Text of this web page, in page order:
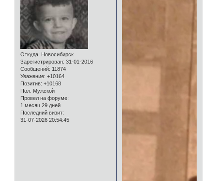
Откуда: Новосибирск
Зарегистрирован: 31-01-2016
Сообщений: 11874
Уважение: +10164
Позитив: +10168
Пол: Мужской
Провел на форуме:
1 месяц 29 дней
Последний визит:
31-07-2026 20:54:45